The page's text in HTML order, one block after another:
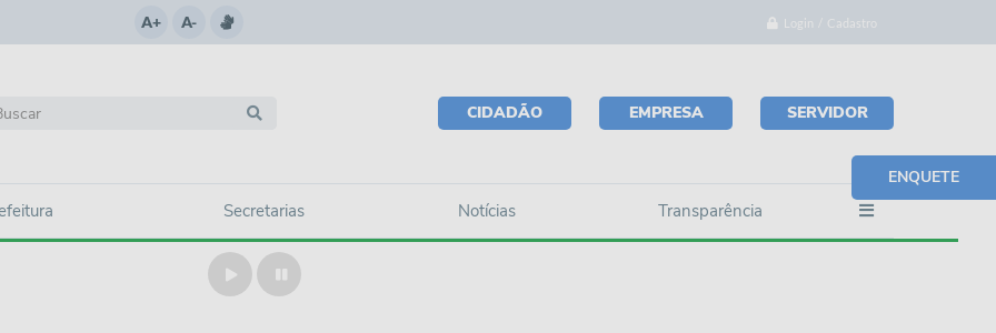
Login / Cadastro
A+ A-
CIDADÃO EMPRESA SERVIDOR
Secretarias Notícias Transparência
ENQUETE